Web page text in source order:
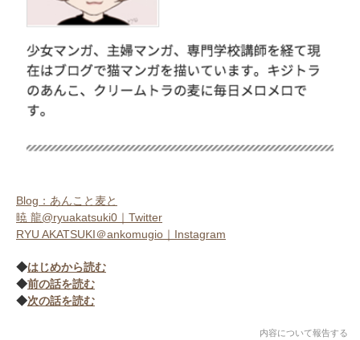
Blog：あんこと麦と
暁 龍@ryuakatsuki0｜Twitter
RYU AKATSUKI＠ankomugio｜Instagram
◆はじめから読む
◆前の話を読む
◆次の話を読む
内容について報告する